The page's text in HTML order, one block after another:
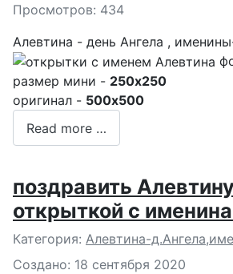
Просмотров: 434
Алевтина - день Ангела ,
размер мини - 250x250
оригинал - 500x500
Read more …
поздравить
открыткой с
Подробности
Категория: Алевтина-
Создано: 18 сентября 2020